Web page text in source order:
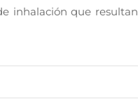
inhalación que resultan